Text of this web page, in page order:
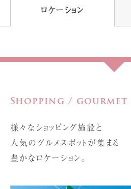
ロケーション
Shopping / gourmet
様々なショッピング施設と
人気のグルメスポットが集まる
豊かなロケーション。